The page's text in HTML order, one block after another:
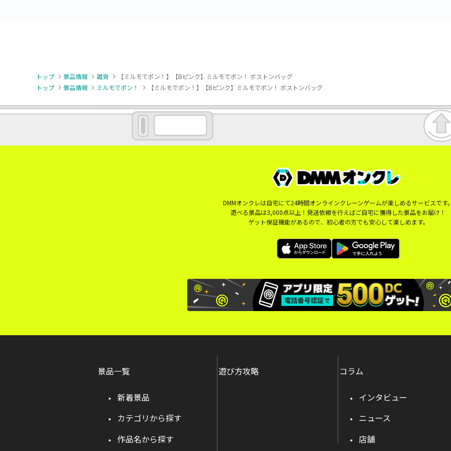
トップ 景品情報 雑貨
【ミルモでポン！】【Bピンク】ミルモでポン！ ボストンバッグ
トップ
景品情報 ミルモでポン！ 【ミルモでポン！】【Bピンク】ミルモでポン！ ボストンバッグ
DMMオンクレは自宅にて24時間オンラインクレーンゲームが楽しめるサービスです
遊べる景品は3,000点以上！発送依頼を行えばご自宅に獲得した景品をお届け！
ゲット保証機能があるので、初心者の方でも安心して楽しめます。
景品一覧
新着景品
カテゴリから探す
作品名から探す
遊び方攻略 コラム
インタビュー
ニュース
店舗